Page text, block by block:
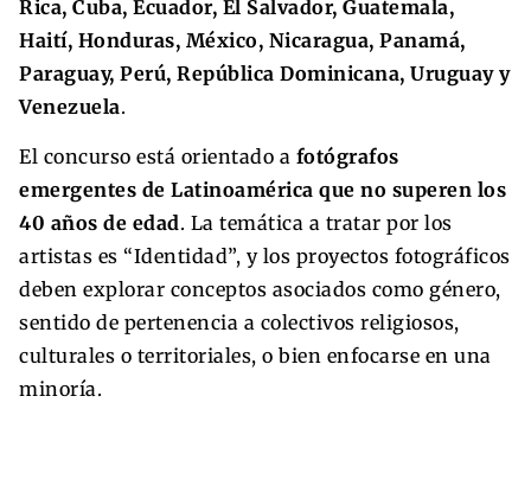
Rica, Cuba, Ecuador, El Salvador, Guatemala,
Haití, Honduras, México, Nicaragua, Panamá,
Paraguay, Perú, República Dominicana, Uruguay y
Venezuela.
El concurso está orientado a fotógrafos
emergentes de Latinoamérica que no superen los
40 años de edad. La temática a tratar por los
artistas es “Identidad”, y los proyectos fotográficos
deben explorar conceptos asociados como género,
sentido de pertenencia a colectivos religiosos,
culturales o territoriales, o bien enfocarse en una
minoría.